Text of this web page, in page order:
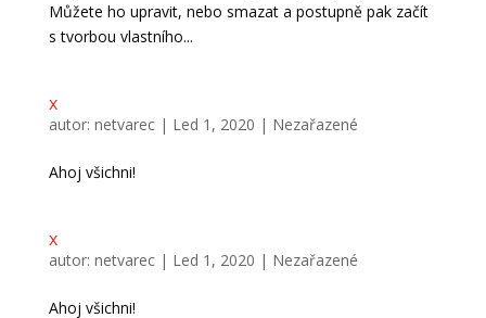
Můžete ho upravit, nebo smazat a postupně pak začít
s tvorbou vlastního...
x
autor: netvarec| Led 1, 2020 | Nezařazené
Ahoj všichni!
x
autor: netvarec| Led 1, 2020 | Nezařazené
Ahoj všichni!